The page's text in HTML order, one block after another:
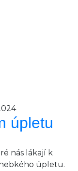
úpletu
nás lákají k
úpletu.